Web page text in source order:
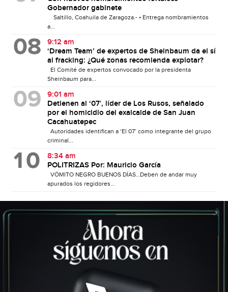
Gobernador gabinete
Saltillo, Coahuila de Zaragoza.- • Entrega nombramientos
a...
9:12 am
‘Dream Team’ de expertos de Sheinbaum da el sí
al fracking: ¿Qué zonas recomienda explotar?
El Comité de expertos convocado por la presidenta
Sheinbaum para...
9:01 am
Detienen al ‘07′, líder de Los Rusos, señalado
por el homicidio del exalcalde de San Juan
Cacahuatepec
Autoridades identifican a ‘El 07’ como integrante del grupo
criminal...
8:34 am
POLITRIZAS Por: Mauricio García
VÓMITO NEGRO BUENOS DÍAS…Deben de andar muy
apurados los regidores...